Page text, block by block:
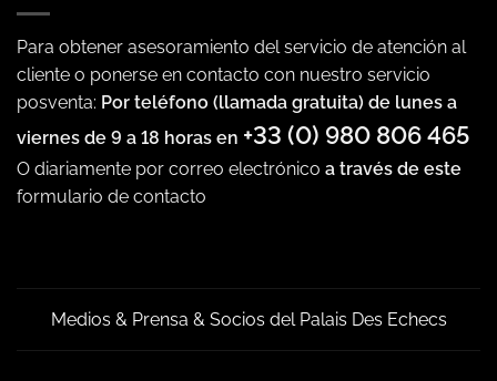
Para obtener asesoramiento del servicio de atención al
cliente o ponerse en contacto con nuestro servicio
posventa: Por teléfono (llamada gratuita) de lunes a
viernes de 9 a 18 horas en +33 (0) 980 806 465
O diariamente por correo electrónico a través de este
formulario de contacto
Medios & Prensa & Socios del Palais Des Echecs